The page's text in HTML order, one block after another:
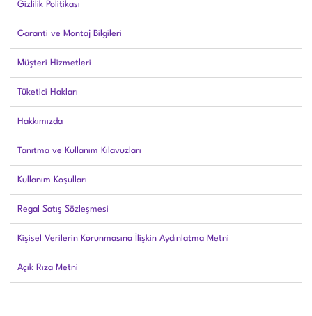
Gizlilik Politikası
Garanti ve Montaj Bilgileri
Müşteri Hizmetleri
Tüketici Hakları
Hakkımızda
Tanıtma ve Kullanım Kılavuzları
Kullanım Koşulları
Regal Satış Sözleşmesi
Kişisel Verilerin Korunmasına İlişkin Aydınlatma Metni
Açık Rıza Metni